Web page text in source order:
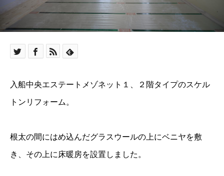
入船中央エステートメゾネット１、２階タイプのスケル
トンリフォーム。
根太の間にはめ込んだグラスウールの上にベニヤを敷
き、その上に床暖房を設置しました。